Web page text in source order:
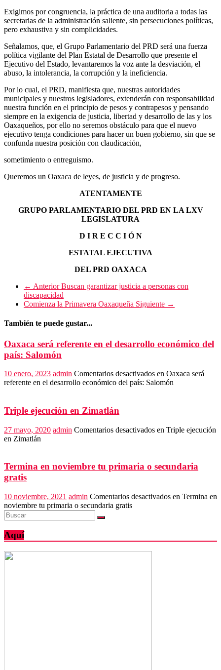
Exigimos por congruencia, la práctica de una auditoria a todas las
secretarias de la administración saliente, sin persecuciones políticas,
pero exhaustiva y sin complicidades.
Señalamos, que, el Grupo Parlamentario del PRD será una fuerza
política vigilante del Plan Estatal de Desarrollo que presente el
Ejecutivo del Estado, levantaremos la voz ante la desviación, el
abuso, la intolerancia, la corrupción y la ineficiencia.
Por lo cual, el PRD, manifiesta que, nuestras autoridades
municipales y nuestros legisladores, extenderán con responsabilidad
nuestra función en el principio de pesos y contrapesos y pensando
siempre en la exigencia de justicia, libertad y desarrollo de las y los
Oaxaqueños, por ello no seremos obstáculo para que el nuevo
ejecutivo tenga condiciones para hacer un buen gobierno, sin que se
confunda nuestra posición con claudicación,
sometimiento o entreguismo.
Queremos un Oaxaca de leyes, de justicia y de progreso.
ATENTAMENTE
GRUPO PARLAMENTARIO DEL PRD EN LA LXV
LEGISLATURA
D I R E C C I Ó N
ESTATAL EJECUTIVA
DEL PRD OAXACA
← AnteriorBuscan garantizar justicia a personas con
discapacidad
Comienza la Primavera Oaxaqueña Siguiente →
También te puede gustar...
Oaxaca será referente en el desarrollo económico del
país: Salomón
10 enero, 2023 admin Comentarios desactivados en Oaxaca será
referente en el desarrollo económico del país: Salomón
Triple ejecución en Zimatlán
27 mayo, 2020 admin Comentarios desactivados en Triple ejecución
en Zimatlán
Termina en noviembre tu primaria o secundaria
gratis
10 noviembre, 2021 admin Comentarios desactivados en Termina en
noviembre tu primaria o secundaria gratis
Aquí